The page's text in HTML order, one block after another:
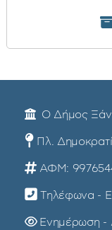
Ο Δήμος
Πλ.
ΑΦΜ:
Τηλέφωνα -
Ενημέρωση -